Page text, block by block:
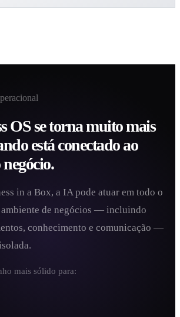
OS se torna muito mais
está conectado ao
in a Box, a IA pode atuar em todo o
de negócios — incluindo
conhecimento e comunicação —
mais sólido para: